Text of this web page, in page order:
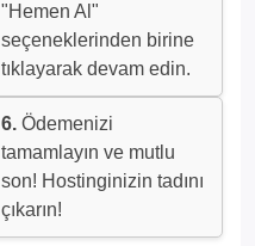
"Hemen Al"
seçeneklerinden birine
tıklayarak devam edin.
6. Ödemenizi
tamamlayın ve mutlu
son! Hostinginizin tadını
çıkarın!